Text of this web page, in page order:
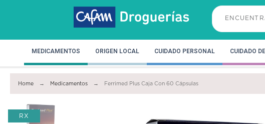
MEDICAMENTOS ORIGEN LOCAL CUIDADO PERSONAL CUIDADO
Home Medicamentos Ferrimed Plus Caja Con 60 Cápsulas
RX